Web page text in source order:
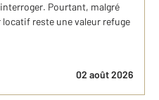
Pourtant, malgré
reste une valeur refuge
02 août 2026